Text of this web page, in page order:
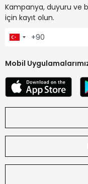
Kampanya, duyuru ve
için kayıt olun.
Mobil